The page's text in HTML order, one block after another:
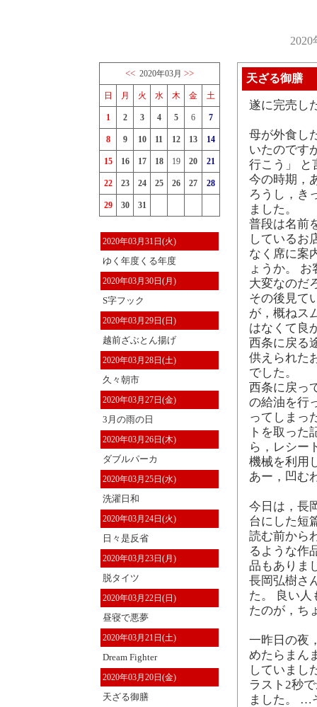
<< 2020年03月 >>
日 月 火 水 木 金 土
1 2 3 4 5 6 7
8 9 10 11 12 13 14
15 16 17 18 19 20 21
22 23 24 25 26 27 28
29 30 31
2020年03月31日(火)
ゆく年度くる年度
2020年03月30日(月)
S字フック
2020年03月29日(日)
越前ざぶとん揚げ
2020年03月28日(土)
久々朝市
2020年03月27日(金)
3月の雨の日
2020年03月26日(木)
ダブルパーカ
2020年03月25日(水)
洗濯日和
2020年03月24日(火)
日々是反省
2020年03月23日(月)
脱タイツ
2020年03月22日(日)
昼寝で悪夢
2020年03月21日(土)
Dream Fighter
2020年03月20日(金)
天ざる御膳
天ざる御膳
遂に完売し
母が外食し
いたのです
行こう」
今の時期，
ろうし，き
ました。
普段は名前
しているお
なく席に案
ょうか。
大変なのだ
その後見て
が，概ねス
はなくて良
西条に戻る
供えられた
でした。
西条に戻っ
の給油を行
ってしまっ
トを取った
ら，レシー
機械を利用
あー，凹む
今日は，長
台にした短
読む前から
るような作
品もありま
長岡弘樹さ
た。 良い
たのが，ち
一昨日の夜
めたらまん
していまし
ラスト2秒
ました。 …